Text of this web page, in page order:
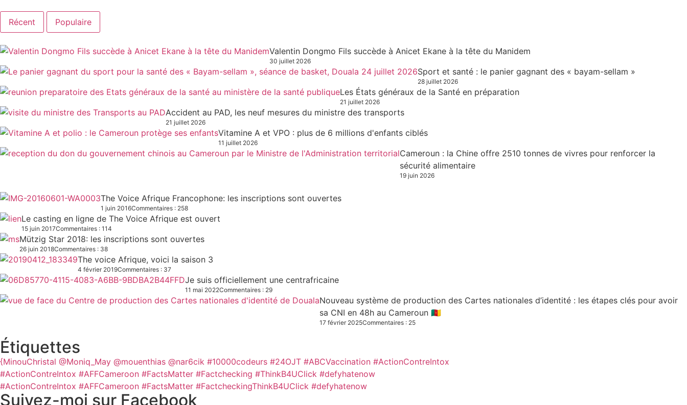
Récent Populaire
Valentin Dongmo Fils succède à Anicet Ekane à la tête du Manidem
30 juillet 2026
Sport et santé : le panier gagnant des « bayam-sellam »
28 juillet 2026
Les États généraux de la Santé en préparation
21 juillet 2026
Accident au PAD, les neuf mesures du ministre des transports
21 juillet 2026
Vitamine A et VPO : plus de 6 millions d'enfants ciblés
11 juillet 2026
Cameroun : la Chine offre 2510 tonnes de vivres pour renforcer la
sécurité alimentaire
19 juin 2026
The Voice Afrique Francophone: les inscriptions sont ouvertes
1 juin 2016Commentaires : 258
Le casting en ligne de The Voice Afrique est ouvert
15 juin 2017Commentaires : 114
Mützig Star 2018: les inscriptions sont ouvertes
26 juin 2018Commentaires : 38
The voice Afrique, voici la saison 3
4 février 2019Commentaires : 37
Je suis officiellement une centrafricaine
11 mai 2022Commentaires : 29
Nouveau système de production des Cartes nationales d’identité : les étapes clés pour avoir
sa CNI en 48h au Cameroun 🇨🇲
17 février 2025Commentaires : 25
Étiquettes
{MinouChristal @Moniq_May @mouenthias @nar6cik #10000codeurs #24OJT #ABCVaccination #ActionContreIntox
#ActionContreIntox #AFFCameroon #FactsMatter #Factchecking #ThinkB4UClick #defyhatenow
#ActionContreIntox #AFFCameroon #FactsMatter #FactcheckingThinkB4UClick #defyhatenow
Suivez-moi sur Facebook